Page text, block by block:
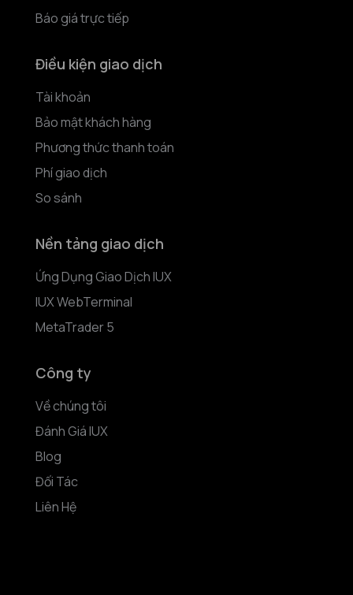
Báo giá trực tiếp
Điều kiện giao dịch
Tài khoản
Bảo mật khách hàng
Phương thức thanh toán
Phí giao dịch
So sánh
Nền tảng giao dịch
Ứng Dụng Giao Dịch IUX
IUX WebTerminal
MetaTrader 5
Công ty
Về chúng tôi
Đánh Giá IUX
Blog
Đối Tác
Liên Hệ